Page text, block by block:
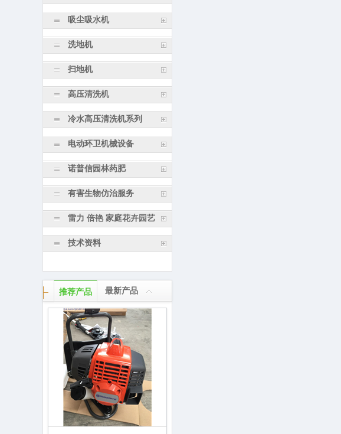
吸尘吸水机
洗地机
扫地机
高压清洗机
冷水高压清洗机系列
电动环卫机械设备
诺普信园林药肥
有害生物仿治服务
雷力 倍艳 家庭花卉园艺
技术资料
推荐产品 最新产品